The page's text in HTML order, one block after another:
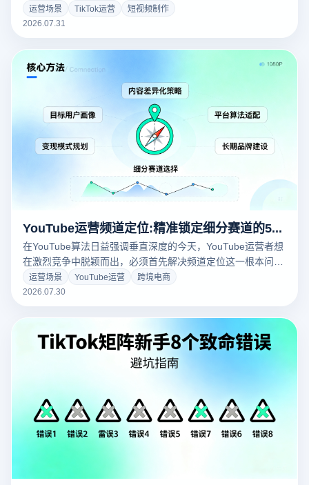
本文分享打造爆款短视频的5个黄金法则，帮助TikTok运营者
建立可持续的爆款生产能力，系统化提升内容竞争力。
运营场景 TikTok运营
短视频制作
2026.07.31
YouTube运营频道定位:精准锁定细分赛道的5个核心方法
在YouTube算法日益强调垂直深度的今天，YouTube运营者想
在激烈竞争中脱颖而出，必须首先解决频道定位这一根本问
题。频道定位模糊是大多数新频道失败的核心原因。本文从市
场调研、竞品拆解、关键词挖掘、用户画像、矩阵策略五个维
运营场景 YouTube运营
跨境电商
2026.07.30